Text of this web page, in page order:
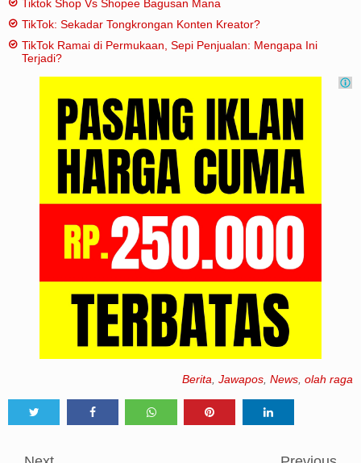
Tiktok Shop Vs Shopee Bagusan Mana
TikTok: Sekadar Tongkrongan Konten Kreator?
TikTok Ramai di Permukaan, Sepi Penjualan: Mengapa Ini
Terjadi?
Berita Jawapos News olah raga